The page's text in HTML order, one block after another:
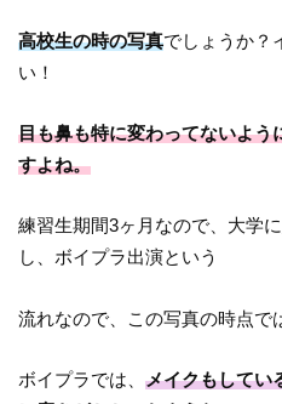
高校生の時の写真でしょうか？
い！
目も鼻も特に変わってないよう
すよね。
練習生期間3ヶ月なので、大学
し、ボイプラ出演という
流れなので、この写真の時点で
ボイプラでは、メイクもしてい